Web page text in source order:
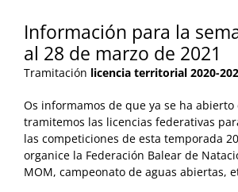
Información para la
al 28 de marzo de 2021
Tramitación licencia territorial 2020-
Os informamos de que ya se ha
tramitemos las licencias federativas
las competiciones de esta temporada
organice la Federación Balear de
MOM, campeonato de aguas abiertas,